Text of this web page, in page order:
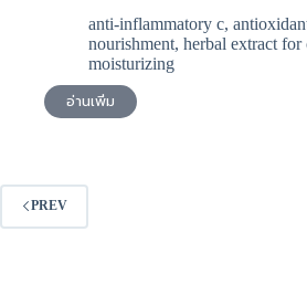
anti-inflammatory c,
nourishment, herbal extract for
moisturizing
อ่านเพิ่ม
PREV